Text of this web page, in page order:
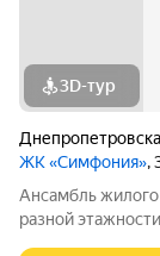
3D-тур
ЖК «Симфония»,
Ансамбль
разной